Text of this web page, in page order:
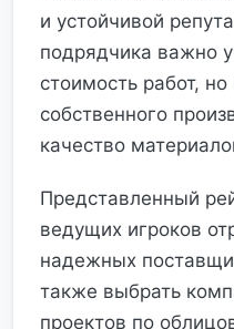
и устойчивой
подрядчика важно
стоимость работ,
собственного
качество
Представленный
ведущих игроков
надежных
также выбрать
проектов по